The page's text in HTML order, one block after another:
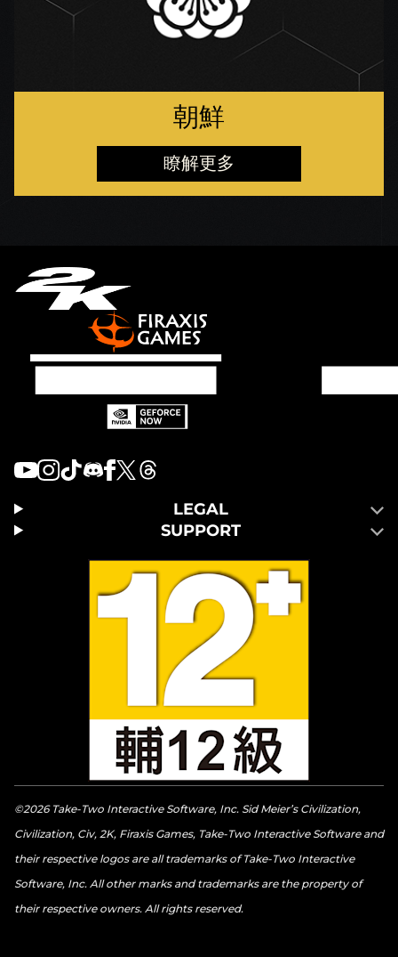
朝鮮
瞭解更多
LEGAL
SUPPORT
©2026 Take-Two Interactive Software, Inc. Sid Meier’s Civilization,
Civilization, Civ, 2K, Firaxis Games, Take-Two Interactive Software and
their respective logos are all trademarks of Take-Two Interactive
Software, Inc. All other marks and trademarks are the property of
their respective owners. All rights reserved.